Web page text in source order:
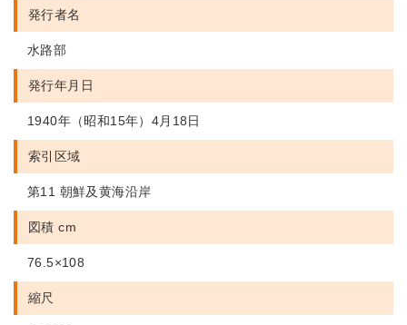
発行者名
水路部
発行年月日
1940年（昭和15年）4月18日
索引区域
第11 朝鮮及黄海沿岸
図積 cm
76.5×108
縮尺